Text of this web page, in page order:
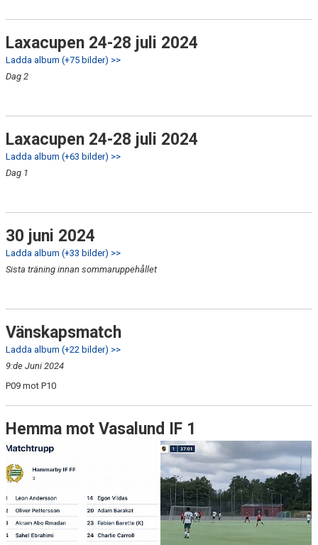
Laxacupen 24-28 juli 2024
Ladda album (+75 bilder) >>
Dag 2
Laxacupen 24-28 juli 2024
Ladda album (+63 bilder) >>
Dag 1
30 juni 2024
Ladda album (+33 bilder) >>
Sista träning innan sommaruppehållet
Vänskapsmatch
Ladda album (+22 bilder) >>
9:de Juni 2024
P09 mot P10
Hemma mot Vasalund IF 1